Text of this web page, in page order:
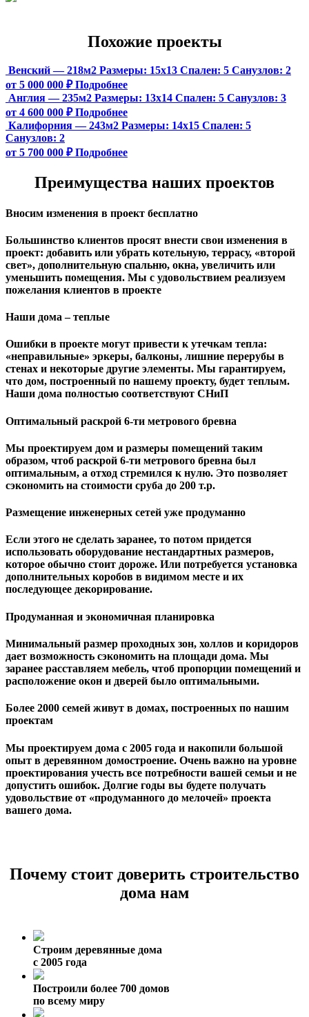
Похожие проекты
Венский — 218м2 Размеры: 15х13 Спален: 5 Санузлов: 2
от 5 000 000 ₽ Подробнее
Англия — 235м2 Размеры: 13х14 Спален: 5 Санузлов: 3
от 4 600 000 ₽ Подробнее
Калифорния — 243м2 Размеры: 14х15 Спален: 5
Санузлов: 2
от 5 700 000 ₽ Подробнее
Преимущества наших проектов
Вносим изменения в проект бесплатно
Большинство клиентов просят внести свои изменения в
проект: добавить или убрать котельную, террасу, «второй
свет», дополнительную спальню, окна, увеличить или
уменьшить помещения. Мы с удовольствием реализуем
пожелания клиентов в проекте
Наши дома – теплые
Ошибки в проекте могут привести к утечкам тепла:
«неправильные» эркеры, балконы, лишние перерубы в
стенах и некоторые другие элементы. Мы гарантируем,
чтo дом, построенный по нашему проекту, будет теплым.
Наши дома полностью соответствуют СНиП
Оптимальный раскрой 6-ти метрового бревна
Мы проектируем дом и размеры помещений таким
образом, чтоб раскрой 6-ти метрового бревна был
оптимальным, а отход стремился к нулю. Это позволяет
сэкономить на стоимости сруба до 200 т.р.
Размещение инженерных сетей уже продуманно
Если этого не сделать заранее, то потом придется
использовать оборудование нестандартных размеров,
которое обычно стоит дороже. Или потребуется установка
дополнительных коробов в видимом месте и их
последующее декорирование.
Продуманная и экономичная планировка
Минимальный размер проходных зон, холлов и коридоров
дает возможность сэкономить на площади дома. Мы
заранее расставляем мебель, чтоб пропорции помещений и
расположение окон и дверей было оптимальными.
Более 2000 семей живут в домах, построенных по нашим
проектам
Мы проектируем дома с 2005 года и накопили большой
опыт в деревянном домостроение. Очень важно на уровне
проектирования учесть все потребности вашей семьи и не
допустить ошибок. Долгие годы вы будете получать
удовольствие от «продуманного до мелочей» проекта
вашего дома.
Почему стоит доверить строительство
дома нам
Строим деревянные дома
с 2005 года
Построили более 700 домов
по всему миру